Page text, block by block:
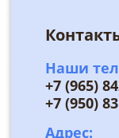
Наши
+7 (965)
+7 (950)
Адрес: